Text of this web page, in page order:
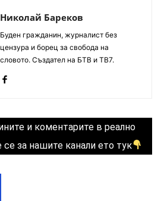
Николай Бареков
Буден гражданин, журналист без
цензура и борец за свобода на
словото. Създател на БТВ и ТВ7.
и коментарите в реално
за нашите канали ето тук